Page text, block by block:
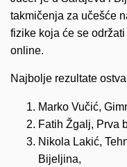
takmičenja za učešće
fizike koja će se
online.
Najbolje rezultate
Marko Vučić,
Fatih Žgalj, Prva
Nikola Lakić,
Bijeljina,